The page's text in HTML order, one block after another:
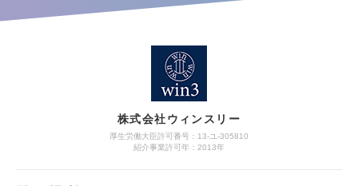
株式会社ウィンスリー
厚生労働大臣許可番号：13-ユ-305810
紹介事業許可年：2013年